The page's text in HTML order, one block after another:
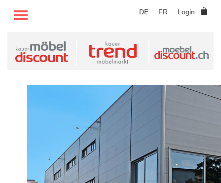
DE FR Login
TOGGLE MENU